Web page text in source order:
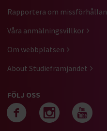
Rapportera om
Våra anmälningsvillkor
Om webbplatsen
About Studiefrämjandet
FÖLJ OSS
Följ oss på
Följ